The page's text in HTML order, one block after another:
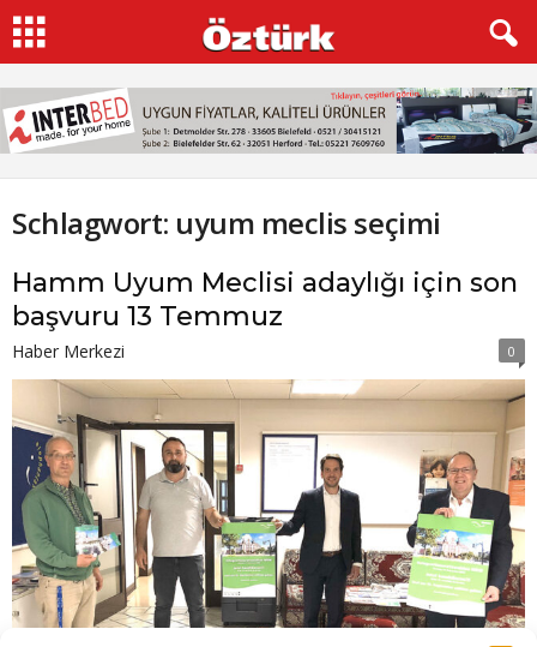
Schlagwort: uyum meclis seçimi
Hamm Uyum Meclisi adaylığı için son
başvuru 13 Temmuz
Haber Merkezi 0